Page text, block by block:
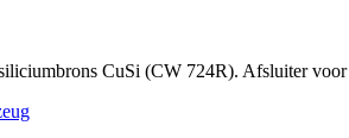
CuSi (CW 724R). Afsluiter